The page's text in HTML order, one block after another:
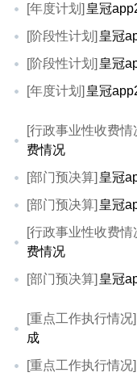
[年度计划] 皇冠
[阶段性计划] 皇冠
[阶段性计划] 皇冠
[年度计划] 皇冠
[行政事业性收费情
费情况
[部门预决算] 皇冠
[部门预决算] 皇冠
[行政事业性收费情
费情况
[部门预决算] 皇冠
[重点工作执行情况]
成
[重点工作执行情况]